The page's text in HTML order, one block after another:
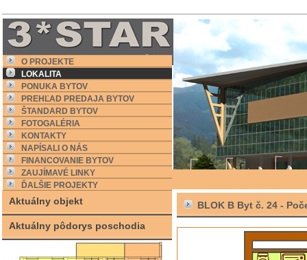
O PROJEKTE
LOKALITA
PONUKA BYTOV
PREHĽAD PREDAJA BYTOV
ŠTANDARD BYTOV
FOTOGALÉRIA
KONTAKTY
NAPÍSALI O NÁS
FINANCOVANIE BYTOV
ZAUJÍMAVÉ LINKY
ĎALŠIE PROJEKTY
Aktuálny objekt
Aktuálny pôdorys poschodia
BLOK B Byt č. 24 -